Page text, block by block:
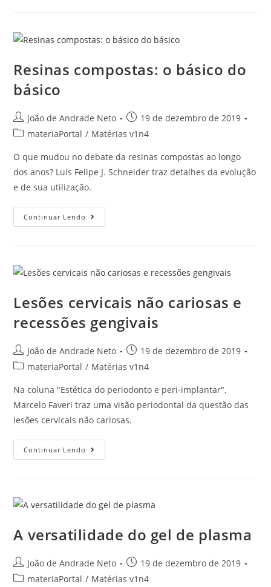
Resinas compostas: o básico do
básico
João de Andrade Neto
19 de dezembro de 2019
materiaPortal / Matérias v1n4
O que mudou no debate da resinas compostas ao longo
dos anos? Luis Felipe J. Schneider traz detalhes da evolução
e de sua utilização.
Continuar Lendo
Lesões cervicais não cariosas e
recessões gengivais
João de Andrade Neto
19 de dezembro de 2019
materiaPortal / Matérias v1n4
Na coluna "Estética do periodonto e peri-implantar",
Marcelo Faveri traz uma visão periodontal da questão das
lesões cervicais não cariosas.
Continuar Lendo
A versatilidade do gel de plasma
João de Andrade Neto
19 de dezembro de 2019
materiaPortal / Matérias v1n4